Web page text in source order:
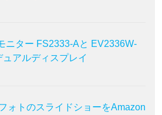
ニター FS2333-Aと EV2336W-
アルディスプレイ
ォトのスライドショーをAmazon